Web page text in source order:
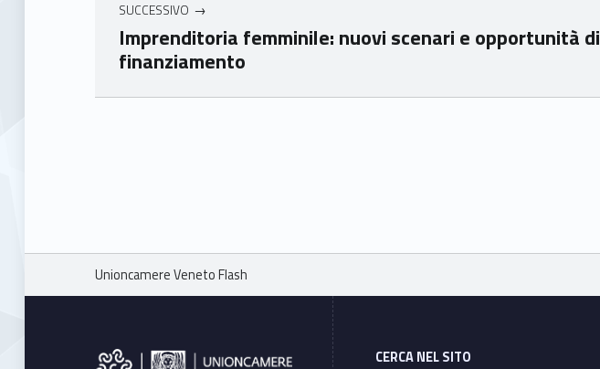
SUCCESSIVO
Imprenditoria femminile: nuovi scenari e opportunità di
finanziamento
Skip back to main navigation
Breadcrumbs navigation
Unioncamere Veneto Flash
Footer sidebar
CERCA NEL SITO